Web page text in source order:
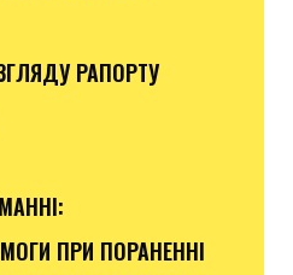
РАПОРТУ
ПРИ ПОРАНЕННІ